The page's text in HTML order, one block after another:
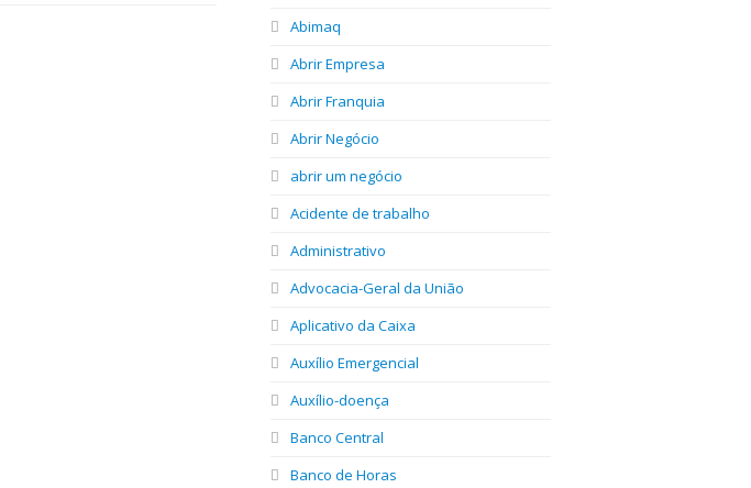
Abimaq
Abrir Empresa
Abrir Franquia
Abrir Negócio
abrir um negócio
Acidente de trabalho
Administrativo
Advocacia-Geral da União
Aplicativo da Caixa
Auxílio Emergencial
Auxílio-doença
Banco Central
Banco de Horas